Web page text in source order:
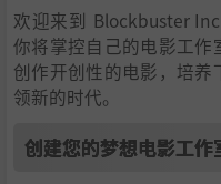
欢迎来到 Blockbuster
你将掌控自己的电影工作
创作开创性的电影，培养
领新的时代。
创建您的梦想电影工作